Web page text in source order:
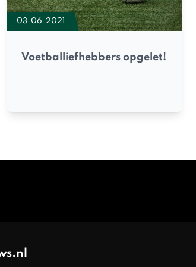
03-06-2021
Voetballiefhebbers opgelet!